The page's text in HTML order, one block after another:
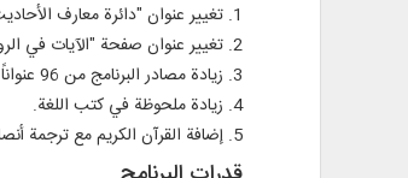
1. تغيير عنوان "دائرة معارف الأحاديث التفسيرية" إلى "مكتبة الأحاديث التفسيرية".
2. تغيير عنوان صفحة "الآيات في الروايات" إلى "الآيات في الكتب".
3. زيادة مصادر البرنامج من 96 عنواناً في 498 مجلداً إلى 141 عنواناً في 685 مجلداً.
4. زيادة ملحوظة في كتب اللغة.
5. إضافة القرآن الكريم مع ترجمة أنصاريان، مع إمكانية البحث في الجذور والكلمات.